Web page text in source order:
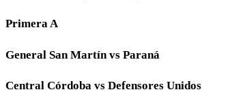
Primera A
General San Martín vs Paraná
Central Córdoba vs Defensores Unidos